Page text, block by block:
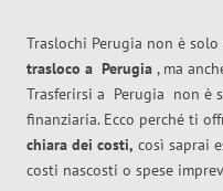
Traslochi Perugia non è
trasloco a Perugia , ma
Trasferirsi a Perugia non è
finanziaria. Ecco perché ti
chiara dei costi, così saprai
costi nascosti o spese